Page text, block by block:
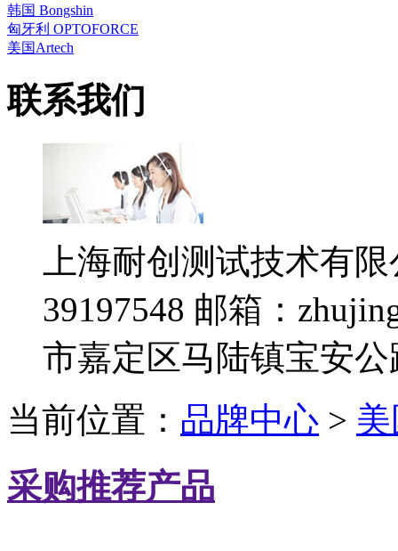
韩国 Bongshin
匈牙利 OPTOFORCE
美国Artech
联系我们
上海耐创测试技术有
39197548 邮箱：
市嘉定区马陆镇宝安
当前位置： 品牌中心 >
采购推荐产品